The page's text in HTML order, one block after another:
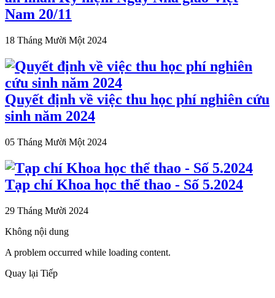
Nam 20/11
18 Tháng Mười Một 2024
Quyết định về việc thu học phí nghiên cứu
sinh năm 2024
05 Tháng Mười Một 2024
Tạp chí Khoa học thể thao - Số 5.2024
29 Tháng Mười 2024
Không nội dung
A problem occurred while loading content.
Quay lại Tiếp